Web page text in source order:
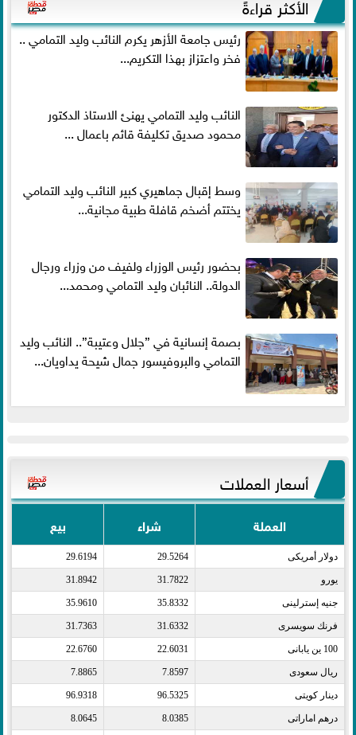
الأكثر قراءةً
رئيس جامعة الأزهر يكرم النائب وليد التمامي ..
فخر واعتزاز بهذا التكريم...
النائب وليد التمامي يهنئ الاستاذ الدكتور
محمود صديق تكليفة قائم باعمال ...
وسط إقبال جماهيري كبير النائب وليد التمامي
يختتم أضخم قافلة طبية مجانية...
بحضور رئيس الوزراء ولفيف من وزراء ورجال
الدولة.. النائبان وليد التمامي ومحمد...
بصمة إنسانية في ”جلال وعتيبة”.. النائب وليد
التمامي والبروفيسور جمال شيحة يداويان...
أسعار العملات
العملة شراء بيع
دولار أمريكى​ 29.5264
29.6194
يورو​ 31.7822
31.8942
جنيه إسترلينى​ 35.8332
35.9610
فرنك سويسرى​ 31.6332
31.7363
100 ين يابانى​ 22.6031
22.6760
ريال سعودى​ 7.8597
7.8865
دينار كويتى​ 96.5325
96.9318
درهم اماراتى​ 8.0385
8.0645